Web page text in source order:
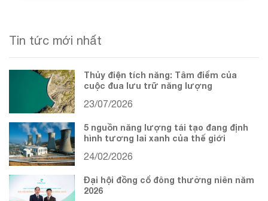
Tin tức mới nhất
Thủy điện tích năng: Tâm điểm của
cuộc đua lưu trữ năng lượng
23/07/2026
5 nguồn năng lượng tái tạo đang định
hình tương lai xanh của thế giới
24/02/2026
Đại hội đồng cổ đông thường niên năm
2026